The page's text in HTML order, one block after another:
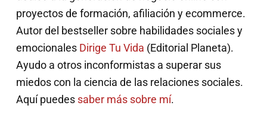
proyectos de formación, afiliación y ecommerce.
Autor del bestseller sobre habilidades sociales y
emocionales Dirige Tu Vida (Editorial Planeta).
Ayudo a otros inconformistas a superar sus
miedos con la ciencia de las relaciones sociales.
Aquí puedes saber más sobre mí.